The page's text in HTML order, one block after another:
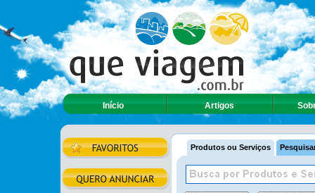
Início Artigos
Produtos ou Serviços